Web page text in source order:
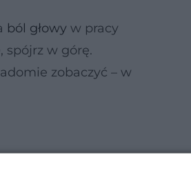
ból głowy w pracy
spójrz w górę.
zobaczyć – w